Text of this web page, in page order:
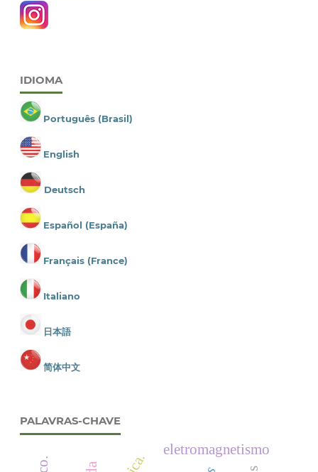
IDIOMA
Português (Brasil)
English
Deutsch
Español (España)
Français (France)
Italiano
日本語
简体中文
PALAVRAS-CHAVE
eletromagnetismo